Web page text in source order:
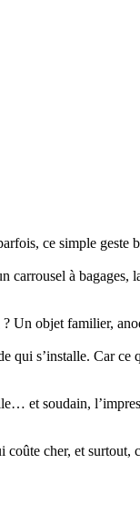
ce simple geste
à bagages,
Un objet familier,
qui s’installe. Car ce
et soudain,
cher, et surtout,